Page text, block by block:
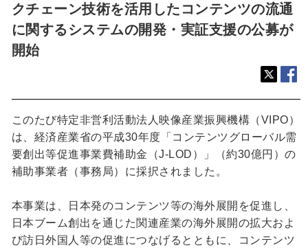
クチェーン技術を活用したコンテンツの流通
に関するシステムの開発・実証支援の公募が
開始
このたび特定非営利活動法人映像産業振興機構（VIPO）
は、経済産業省の平成30年度「コンテンツグローバル需
要創出等促進事業費補助金（J-LOD）」（約30億円）の
補助事業者（事務局）に採択されました。
本事業は、日本発のコンテンツ等の海外展開を促進し、
日本ブーム創出を通じた関連産業の海外展開の拡大およ
び訪日外国人等の促進につなげるとともに、コンテンツ